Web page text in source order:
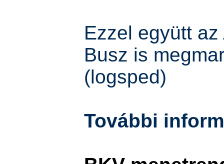
Ezzel együtt az
Busz is
(logsped)
További